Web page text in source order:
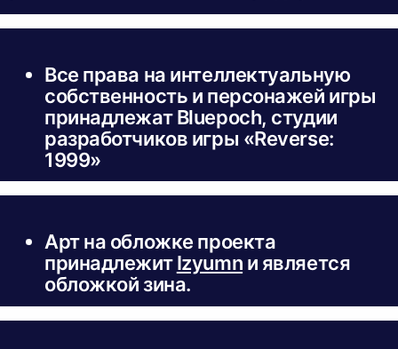
Все права на интеллектуальную
собственность и персонажей игры
принадлежат Bluepoch, студии
разработчиков игры «Reverse:
1999»
Арт на обложке проекта
принадлежитIzyumn и является
обложкой зина.